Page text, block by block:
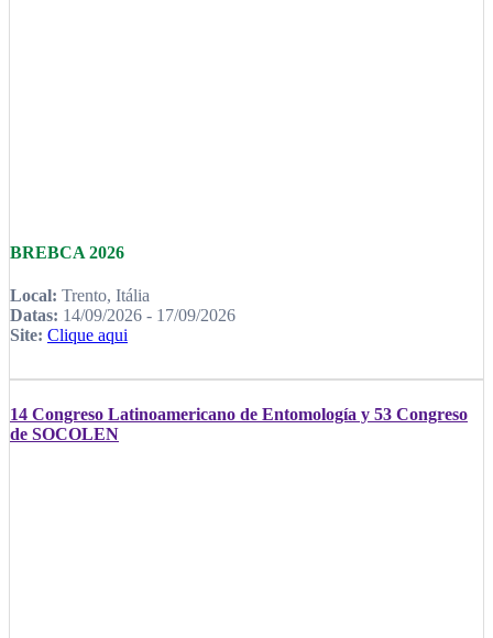
BREBCA 2026
Local: Trento, Itália
Datas: 14/09/2026 - 17/09/2026
Site: Clique aqui
14 Congreso Latinoamericano de Entomología y 53 Congreso
de SOCOLEN